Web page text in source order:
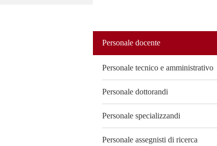
Personale docente
Personale tecnico e amministrativo
Personale dottorandi
Personale specializzandi
Personale assegnisti di ricerca